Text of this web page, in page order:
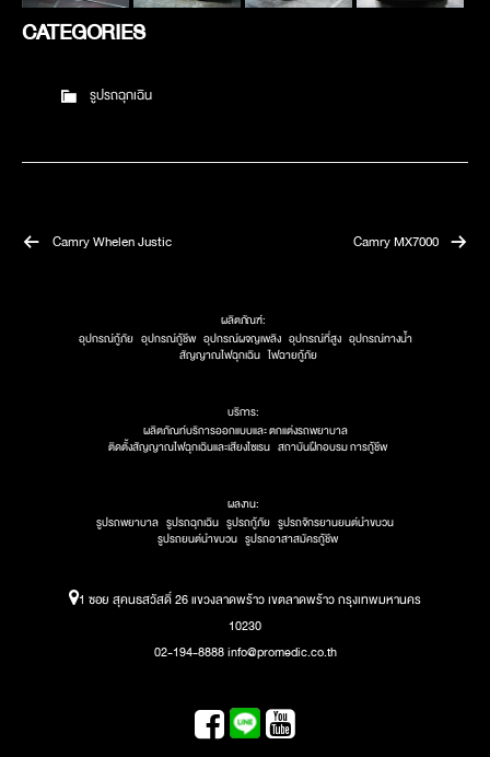
CATEGORIES
รูปรถฉุกเฉิน
Camry Whelen Justic Camry MX7000
ผลิตภัณฑ์:
อุปกรณ์กู้ภัย อุปกรณ์กู้ชีพ อุปกรณ์ผจญเพลิง อุปกรณ์ที่สูง อุปกรณ์ทางน้ำ
สัญญาณไฟฉุกเฉิน ไฟฉายกู้ภัย
บริการ:
ผลิตภัณท์บริการออกแบบและ ตกแต่งรถพยาบาล
ติดตั้งสัญญาณไฟฉุกเฉินและเสียงไซเรน สถาบันฝึกอบรม การกู้ชีพ
ผลงาน:
รูปรถพยาบาล รูปรถฉุกเฉิน รูปรถกู้ภัย รูปรถจักรยานยนต์นำขบวน
รูปรถยนต์นำขบวน รูปรถอาสาสมัครกู้ชีพ
1 ซอย สุคนธสวัสดิ์ 26 แขวงลาดพร้าว เขตลาดพร้าว กรุงเทพมหานคร
10230
02-194-8888 info@promedic.co.th